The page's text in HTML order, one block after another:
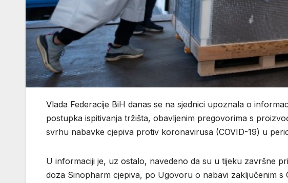
Vlada Federacije BiH danas se na sjednici upoznala o
postupka ispitivanja tržišta, obavljenim pregovorima s
svrhu nabavke cjepiva protiv koronavirusa (COVID-19) u
U informaciji je, uz ostalo, navedeno da su u tijeku završne
doza Sinopharm cjepiva, po Ugovoru o nabavi zaključenim s